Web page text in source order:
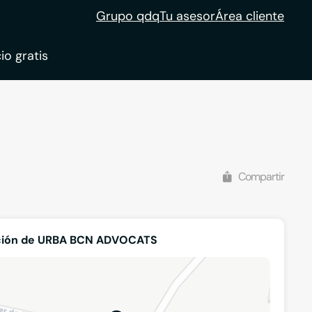
Grupo qdqTu asesorÁrea cliente
gratis
Compartir
de URBA BCN ADVOCATS